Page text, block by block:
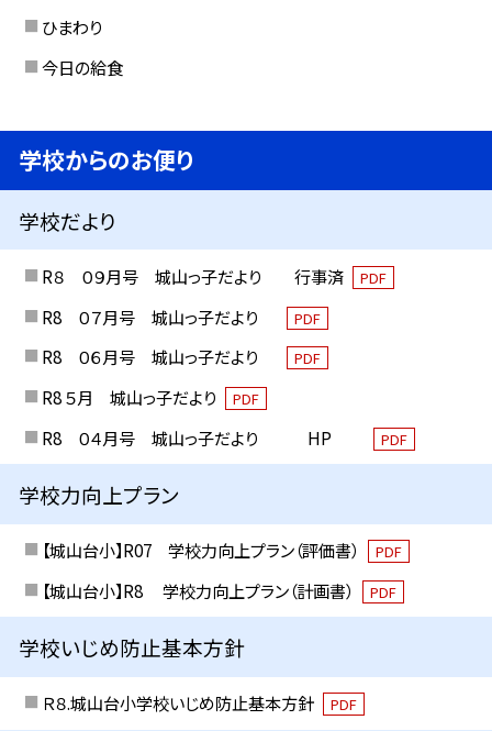
ひまわり
今日の給食
学校からのお便り
学校だより
R８ ０９月号 城山っ子だより 行事済 PDF
R8 ０７月号 城山っ子だより PDF
R8 ０６月号 城山っ子だより PDF
R8 ５月 城山っ子だより PDF
R8 ０４月号 城山っ子だより HP PDF
学校力向上プラン
【城山台小】R07 学校力向上プラン（評価書） PDF
【城山台小】R8 学校力向上プラン（計画書） PDF
学校いじめ防止基本方針
Ｒ８.城山台小学校いじめ防止基本方針 PDF